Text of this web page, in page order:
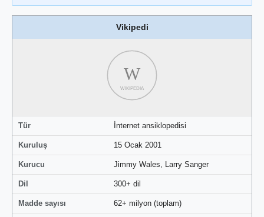
Vikipedi
W
WIKIPEDIA
Tür İnternet ansiklopedisi
Kuruluş 15 Ocak 2001
Kurucu Jimmy Wales, Larry Sanger
Dil 300+ dil
Madde sayısı 62+ milyon (toplam)